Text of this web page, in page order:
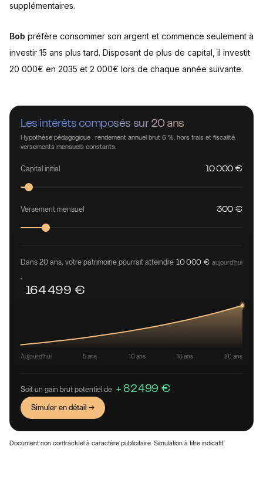
supplémentaires.
Bob préfère consommer son argent et commence seulement à
investir 15 ans plus tard. Disposant de plus de capital, il investit
20 000€ en 2035 et 2 000€ lors de chaque année suivante.
Les intérêts composés sur 20 ans
Hypothèse pédagogique : rendement annuel brut 6 %, hors frais et fiscalité,
versements mensuels constants.
Capital initial 10 000 €
Versement mensuel 300 €
Dans 20 ans, votre patrimoine pourrait atteindre
:
164 499 €
10 000 € aujourd'hui
Aujourd'hui 5 ans 10 ans 15 ans 20 ans
Soit un gain brut potentiel de + 82 499 €
Simuler en détail →
Document non contractuel à caractère publicitaire. Simulation à titre indicatif.